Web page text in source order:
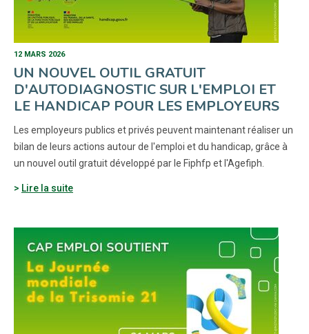
12 MARS 2026
UN NOUVEL OUTIL GRATUIT
D'AUTODIAGNOSTIC SUR L'EMPLOI ET
LE HANDICAP POUR LES EMPLOYEURS
Les employeurs publics et privés peuvent maintenant réaliser un
bilan de leurs actions autour de l'emploi et du handicap, grâce à
un nouvel outil gratuit développé par le Fiphfp et l'Agefiph.
Lire la suite